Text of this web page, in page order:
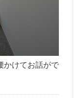
けてお話がで